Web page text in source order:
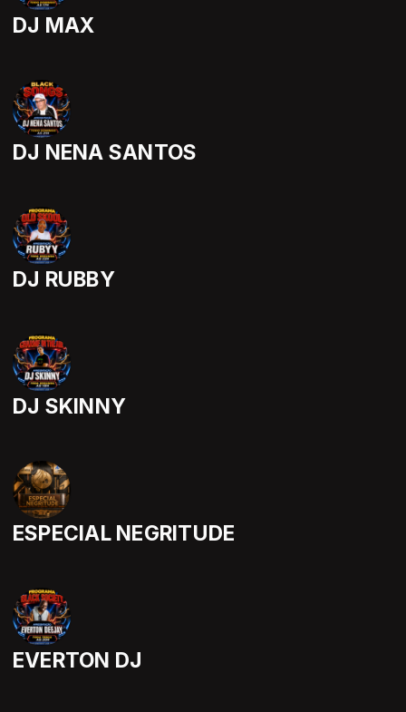
DJ MAX
DJ NENA SANTOS
DJ RUBBY
DJ SKINNY
ESPECIAL NEGRITUDE
EVERTON DJ